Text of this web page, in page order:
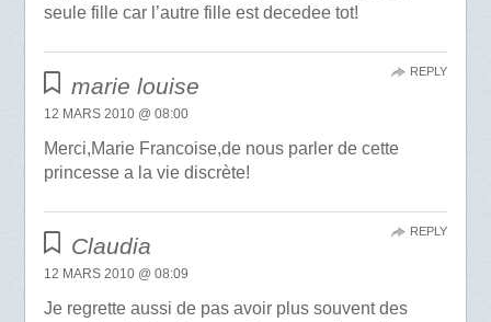
seule fille car l’autre fille est decedee tot!
marie louise
12 MARS 2010 @ 08:00
Merci,Marie Francoise,de nous parler de cette
princesse a la vie discrète!
REPLY
Claudia
12 MARS 2010 @ 08:09
Je regrette aussi de pas avoir plus souvent des
REPLY